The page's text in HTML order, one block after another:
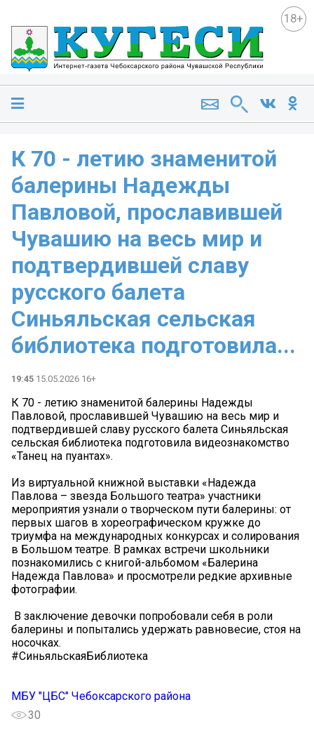
18+
К 70 - летию знаменитой
балерины Надежды
Павловой, прославившей
Чувашию на весь мир и
подтвердившей славу
русского балета
Синьяльская сельская
библиотека подготовила...
19:45 15.05.2026 16+
К 70 - летию знаменитой балерины Надежды
Павловой, прославившей Чувашию на весь мир и
подтвердившей славу русского балета Синьяльская
сельская библиотека подготовила видеознакомство
«Танец на пуантах».
Из виртуальной книжной выставки «Надежда
Павлова – звезда Большого театра» участники
мероприятия узнали о творческом пути балерины: от
первых шагов в хореографическом кружке до
триумфа на международных конкурсах и солирования
в Большом театре. В рамках встречи школьники
познакомились с книгой-альбомом «Балерина
Надежда Павлова» и просмотрели редкие архивные
фотографии.
‍ В заключение девочки попробовали себя в роли
балерины и попытались удержать равновесие, стоя на
носочках.
#СиньяльскаяБиблиотека
МБУ "ЦБС" Чебоксарского района
30